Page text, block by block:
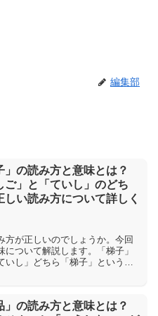
編集部
」の読み方と意味とは？
ご」と「ていし」のどち
しい読み方について詳しく
方が正しいのでしょうか。今回
ついて解説します。「梯子」
いし」どちら「梯子」という言
」の読み方と意味とは？